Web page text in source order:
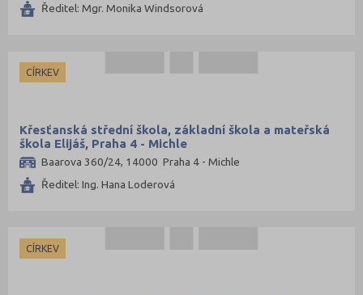
Ředitel: Mgr. Monika Windsorová
CÍRKEV
Křesťanská střední škola, základní škola a mateřská
škola Elijáš, Praha 4 - Michle
Baarova 360/24, 14000 Praha 4 - Michle
Ředitel: Ing. Hana Loderová
CÍRKEV